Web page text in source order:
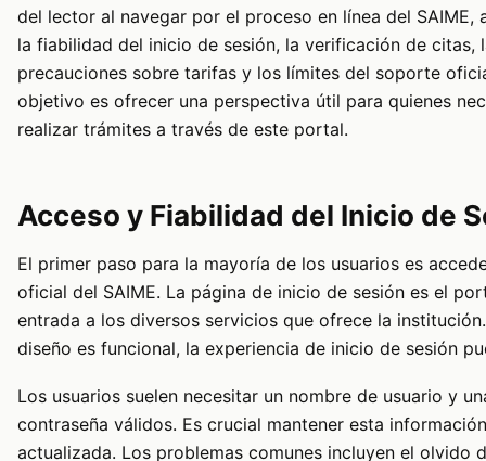
del lector al navegar por el proceso en línea del SAIME,
la fiabilidad del inicio de sesión, la verificación de citas,
precauciones sobre tarifas y los límites del soporte
objetivo es ofrecer una perspectiva útil para quienes
realizar trámites a través de este portal.
Acceso y Fiabilidad del Inicio de
El primer paso para la mayoría de los usuarios es
oficial del SAIME. La página de inicio de sesión es el
entrada a los diversos servicios que ofrece la
diseño es funcional, la experiencia de inicio de sesión
Los usuarios suelen necesitar un nombre de usuario y
contraseña válidos. Es crucial mantener esta
actualizada. Los problemas comunes incluyen el olvido